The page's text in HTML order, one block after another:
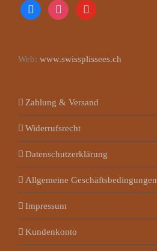
facebookinstagramyoutube
Web: www.swissplissees.ch
Zahlung & Versand
Widerrufsrecht
Datenschutzerklärung
Allgemeine Geschäftsbedingungen
Impressum
Kundenkonto